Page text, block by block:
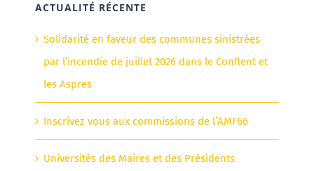
ACTUALITÉ RÉCENTE
Solidarité en faveur des communes sinistrées
par l’incendie de juillet 2026 dans le Conflent et
les Aspres
Inscrivez vous aux commissions de l’AMF66
Universités des Maires et des Présidents